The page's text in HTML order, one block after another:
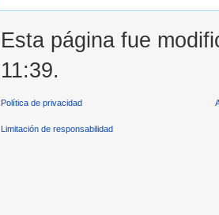
Esta página fue
11:39.
Política de privacidad
Limitación de responsabilidad